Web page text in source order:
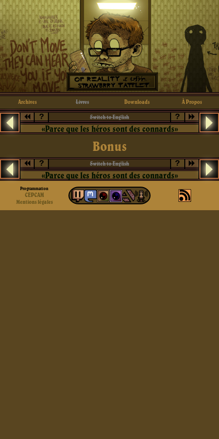
Archives Livres Downloads À Propos
? Switch to English ?
«Parce que les héros sont des connards»
Bonus
? Switch to English ?
«Parce que les héros sont des connards»
Programmation
CEPCAM
Mentions légales